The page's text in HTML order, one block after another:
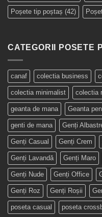
Poșete tip poștaș (42)
CATEGORII POSETE
canaf colectia business
colectia minimalist colectia
geanta de mana Geanta
genti de mana Genți
Genți Casual Genți Crem
Genți Lavandă Genți Maro
Genți Nude Genți Office
Genți Roz Genți Roșii
poseta casual poseta